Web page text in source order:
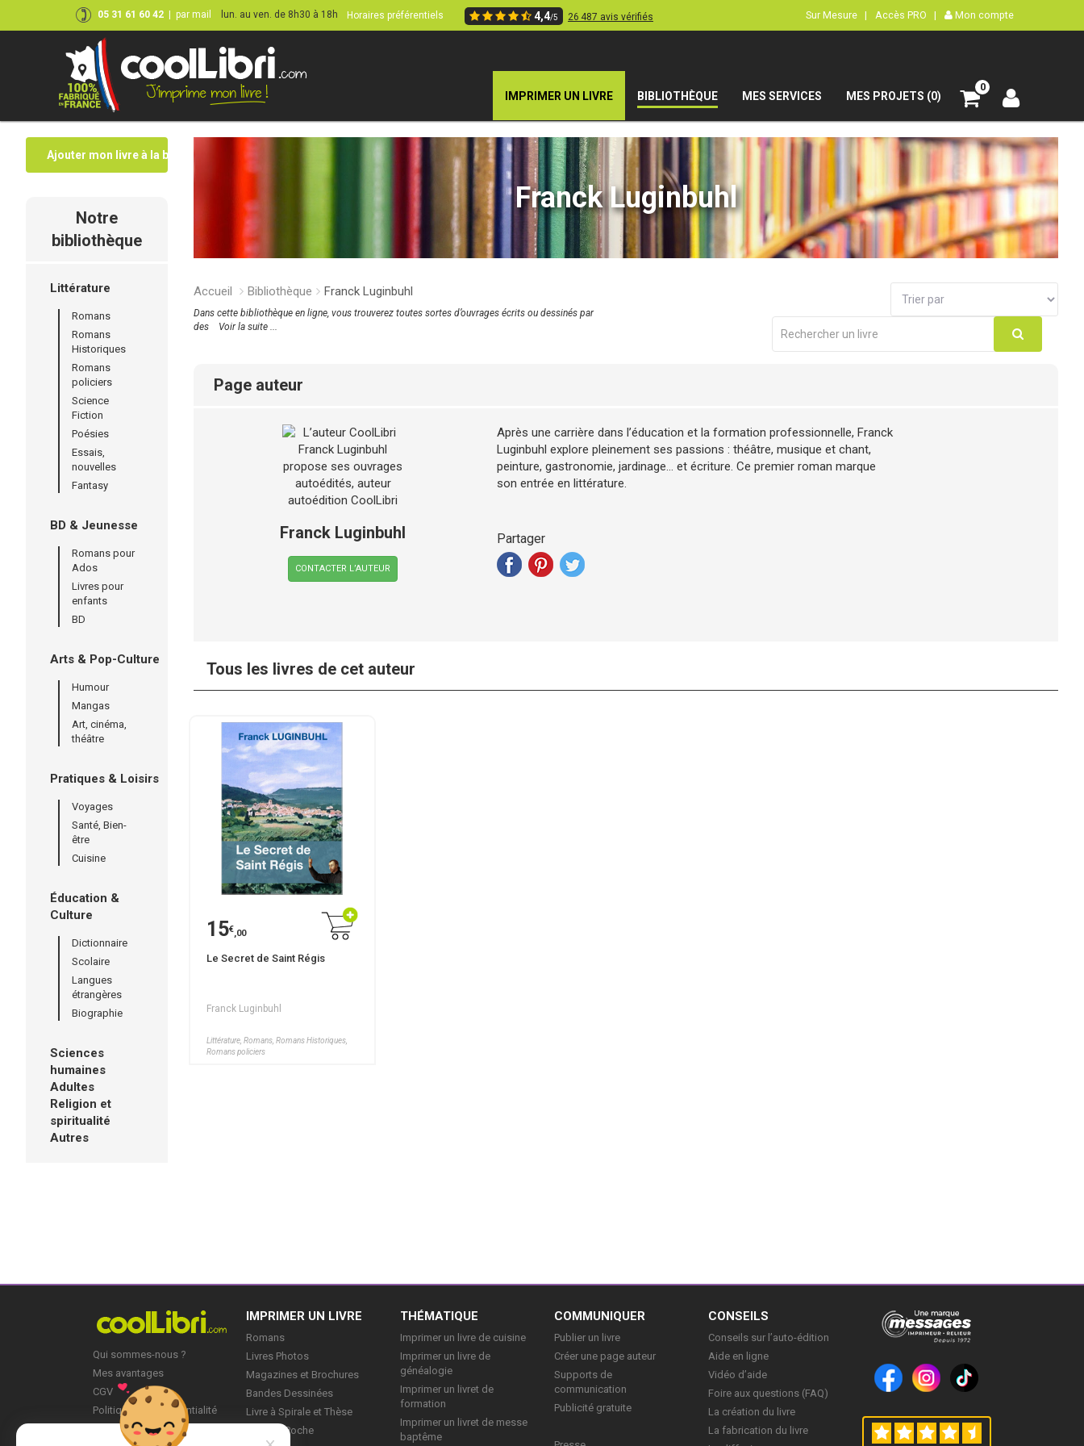
05 31 61 60 42 par mail lun. au ven. de 8h30 à 18h Horaires préférentiels 4,4/5 26 487 avis vérifiés Sur Mesure | Accès PRO | Mon compte
IMPRIMER UN LIVRE BIBLIOTHÈQUE MES SERVICES MES PROJETS (0)
0
Ajouter mon livre à la bibliothèque
Notre
bibliothèque
Littérature
Romans
Romans
Historiques
Romans
policiers
Science
Fiction
Poésies
Essais,
nouvelles
Fantasy
BD & Jeunesse
Romans pour
Ados
Livres pour
enfants
BD
Arts & Pop-Culture
Humour
Mangas
Art, cinéma,
théâtre
Pratiques & Loisirs
Voyages
Santé, Bien-
être
Cuisine
Éducation &
Culture
Dictionnaire
Scolaire
Langues
étrangères
Biographie
Sciences
humaines
Adultes
Religion et
spiritualité
Autres
Franck Luginbuhl
Accueil Bibliothèque Franck Luginbuhl
Dans cette bibliothèque en ligne, vous trouverez toutes sortes d’ouvrages écrits ou dessinés par
des
Voir la suite ...
page auteur
Franck Luginbuhl
CONTACTER L’AUTEUR
Après une carrière dans l’éducation et la formation professionnelle, Franck
Luginbuhl explore pleinement ses passions : théâtre, musique et chant,
peinture, gastronomie, jardinage… et écriture. Ce premier roman marque
son entrée en littérature.
Partager
Tous les livres de cet auteur
15€,00
Le Secret de Saint Régis
Franck Luginbuhl
Littérature, Romans, Romans Historiques,
Romans policiers
Qui sommes-nous ?
Mes avantages
CGV
Politique de Confidentialité
IMPRIMER UN LIVRE
Romans
Livres Photos
Magazines et Brochures
Bandes Dessinées
Livre à Spirale et Thèse
Livre de Poche
THÉMATIQUE
Imprimer un livre de cuisine
Imprimer un livre de
généalogie
Imprimer un livret de
formation
Imprimer un livret de messe
baptême
COMMUNIQUER
Publier un livre
Créer une page auteur
Supports de
communication
Publicité gratuite
CONSEILS
Conseils sur l’auto-édition
Aide en ligne
Vidéo d’aide
Foire aux questions (FAQ)
La création du livre
La fabrication du livre